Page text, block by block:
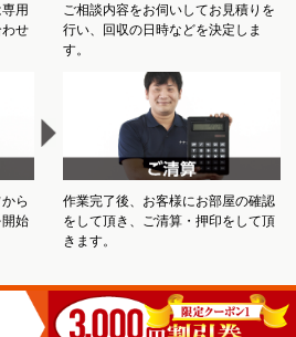
用
せ
ご相談内容をお伺いしてお見積りを
行い、回収の日時などを決定しま
す。
ら
始
作業完了後、お客様にお部屋の確認
をして頂き、ご清算・押印をして頂
きます。